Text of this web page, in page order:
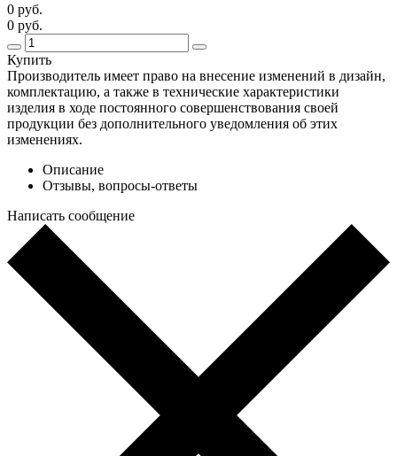
0 руб.
0 руб.
Купить
Производитель имеет право на внесение изменений в дизайн,
комплектацию, а также в технические характеристики
изделия в ходе постоянного совершенствования своей
продукции без дополнительного уведомления об этих
изменениях.
Описание
Отзывы, вопросы-ответы
Написать сообщение